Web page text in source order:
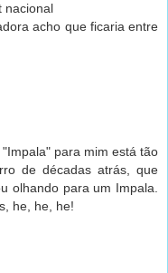
nacional
acho que ficaria entre
para mim está tão
de décadas atrás, que
olhando para um Impala.
he, he, he!